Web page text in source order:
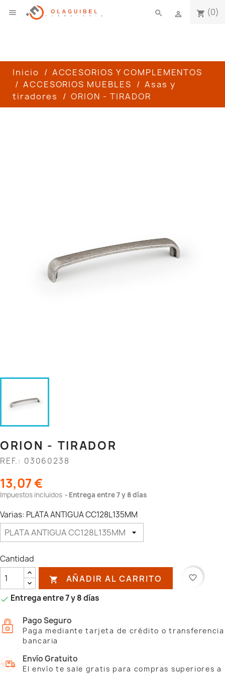
 shopping_cart (0)

search
Inicio
ACCESORIOS Y COMPLEMENTOS
ACCESORIOS MUEBLES
Asas y
tiradores
ORION - TIRADOR
ORION - TIRADOR
REF.: 03060238
13,07 €
Impuestos incluidos Entrega entre 7 y 8 días
Varias: PLATA ANTIGUA CC128L135MM
Cantidad
 AÑADIR AL CARRITO favorite_border
 Entrega entre 7 y 8 días
Pago Seguro
Paga mediante tarjeta de crédito o transferencia
bancaria
Envío Gratuito
El envío te sale gratis para compras superiores a